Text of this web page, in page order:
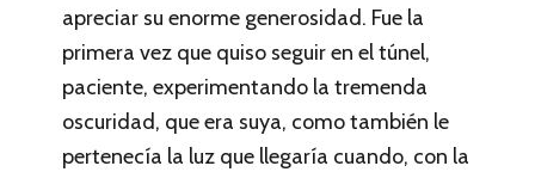
apreciar su enorme generosidad. Fue la
primera vez que quiso seguir en el túnel,
paciente, experimentando la tremenda
oscuridad, que era suya, como también le
pertenecía la luz que llegaría cuando, con la